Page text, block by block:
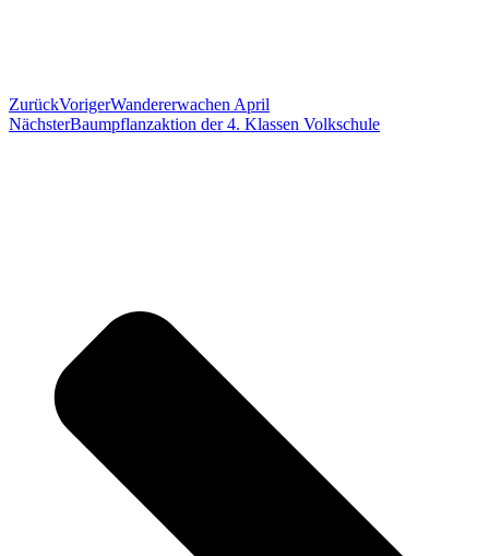
ZurückVorigerWandererwachen April
NächsterBaumpflanzaktion der 4. Klassen Volkschule